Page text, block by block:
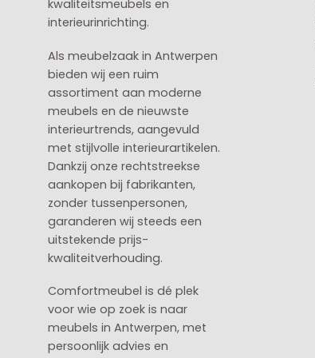
kwaliteitsmeubels en
interieurinrichting.
Als meubelzaak in Antwerpen
bieden wij een ruim
assortiment aan moderne
meubels en de nieuwste
interieurtrends, aangevuld
met stijlvolle interieurartikelen.
Dankzij onze rechtstreekse
aankopen bij fabrikanten,
zonder tussenpersonen,
garanderen wij steeds een
uitstekende prijs-
kwaliteitverhouding.
Comfortmeubel is dé plek
voor wie op zoek is naar
meubels in Antwerpen, met
persoonlijk advies en